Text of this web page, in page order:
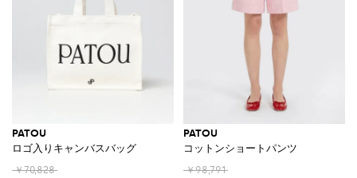
PATOU
ロゴ入りキャンバスバッグ
￥70,828
PATOU
コットンショートパンツ
￥98,791